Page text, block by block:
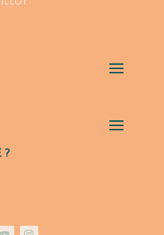
?